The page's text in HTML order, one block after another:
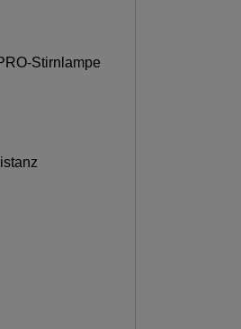
Stirnlampe